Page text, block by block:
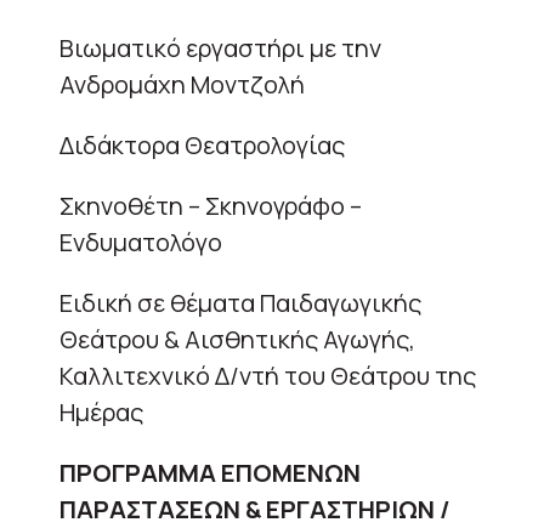
Βιωματικό εργαστήρι με την
Ανδρομάχη Μοντζολή
Διδάκτορα Θεατρολογίας
Σκηνοθέτη – Σκηνογράφο –
Ενδυματολόγο
Ειδική σε θέματα Παιδαγωγικής
Θεάτρου & Αισθητικής Αγωγής,
Καλλιτεχνικό Δ/ντή του Θεάτρου της
Ημέρας
ΠΡΟΓΡΑΜΜΑ ΕΠΟΜΕΝΩΝ
ΠΑΡΑΣΤΑΣΕΩΝ & ΕΡΓΑΣΤΗΡΙΩΝ /